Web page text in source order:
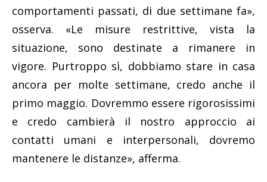
comportamenti passati, di due settimane fa»,
osserva. «Le misure restrittive, vista la
situazione, sono destinate a rimanere in
vigore. Purtroppo sì, dobbiamo stare in casa
ancora per molte settimane, credo anche il
primo maggio. Dovremmo essere rigorosissimi
e credo cambierà il nostro approccio ai
contatti umani e interpersonali, dovremo
mantenere le distanze», afferma.